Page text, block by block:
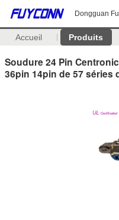
Dongguan
Accueil Produits
Soudure 24 Pin
36pin 14pin de 57 séries